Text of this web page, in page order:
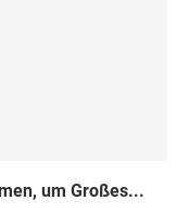
um Großes...